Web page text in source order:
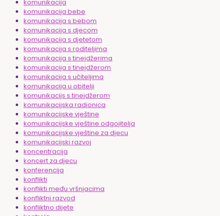
komunikacija
komunikacija bebe
komunikacija s bebom
komunikacija s djecom
komunikacija s djetetom
komunikacija s roditeljima
komunikacija s tinejdžerima
komunikacija s tinejdžerom
komunikacija s učiteljima
komunikacija u obitelji
komunikacijs s tinejdžerom
komunikacijska radionica
komunikacijske vještine
komunikacijske vještine odgojitelja
komunikacijske vještine za djecu
komunikacijski razvoj
koncentracija
koncert za djecu
konferencija
konflikti
konflikti među vršnjacima
konfliktni razvod
konfliktno dijete